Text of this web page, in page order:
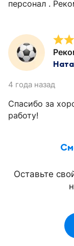
персонал .
4 года назад
Спасибо за
работу!
Оставьте